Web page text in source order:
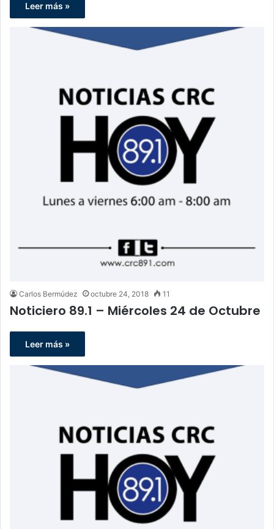
Leer más »
Carlos Bermúdez octubre 24, 2018 11
Noticiero 89.1 – Miércoles 24 de Octubre
Leer más »